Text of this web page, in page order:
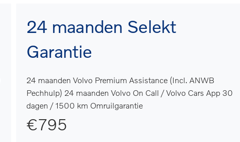
24 maanden Selekt
Garantie
24 maanden Volvo Premium Assistance (Incl. ANWB
Pechhulp) 24 maanden Volvo On Call / Volvo Cars App 30
dagen / 1500 km Omruilgarantie
€795